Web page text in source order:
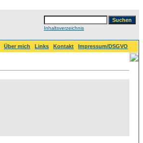
Inhaltsverzeichnis
Über mich Links Kontakt
Impressum/DSGVO